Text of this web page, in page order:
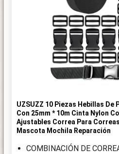
UZSUZZ 10 Piezas Hebillas
Con 25mm * 10m Cinta Nylon
Ajustables Correa Para
Mascota Mochila Reparación
COMBINACIÓN DE